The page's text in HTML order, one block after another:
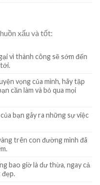
xấu và tốt:
vì thành công sẽ sớm đến
vọng của mình, hãy tập
cần làm và bỏ qua mọi
bạn gây ra những sự việc
trên con đường mình đã
bao giờ là dư thừa, ngay cả
đẹp.